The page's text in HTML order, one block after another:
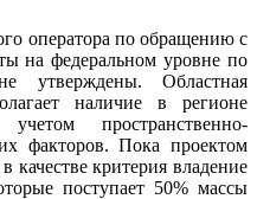
оператора по обращению с
на федеральном уровне по
утверждены. Областная
наличие в регионе
пространственно-
факторов. Пока проектом
качестве критерия владение
поступает 50% массы